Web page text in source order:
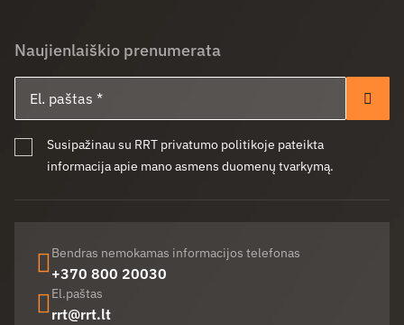
Naujienlaiškio prenumerata
Susipažinau su RRT privatumo politikoje pateikta
informacija apie mano asmens duomenų tvarkymą.
Bendras nemokamas informacijos telefonas
+370 800 20030
El.paštas
rrt@rrt.lt